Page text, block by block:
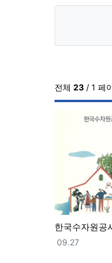
전체 23/ 1 페
한국수자원공
등록일
09.27